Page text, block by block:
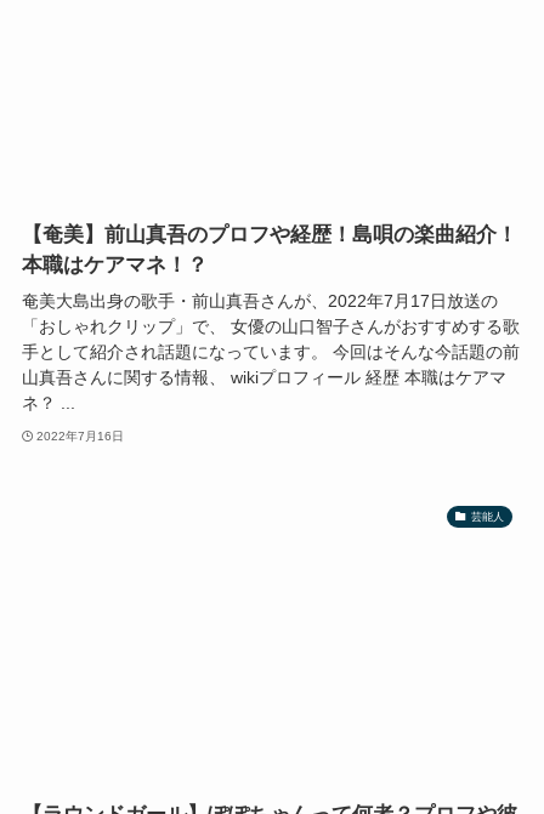
【奄美】前山真吾のプロフや経歴！島唄の楽曲紹介！
本職はケアマネ！？
奄美大島出身の歌手・前山真吾さんが、2022年7月17日放送の
「おしゃれクリップ」で、 女優の山口智子さんがおすすめする歌
手として紹介され話題になっています。 今回はそんな今話題の前
山真吾さんに関する情報、 wikiプロフィール 経歴 本職はケアマ
ネ？ ...
2022年7月16日
芸能人